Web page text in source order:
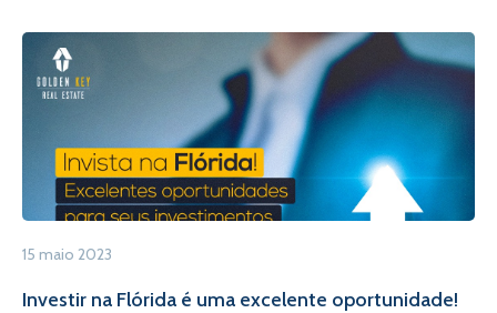
15 maio 2023
Investir na Flórida é uma excelente oportunidade!